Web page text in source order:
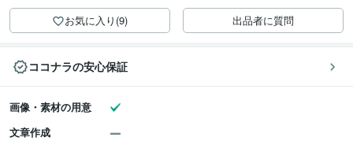
お気に入り(9) 出品者に質問
ココナラの安心保証
画像・素材の用意
文章作成